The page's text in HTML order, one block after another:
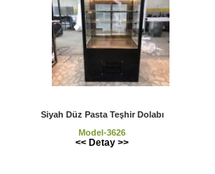
Siyah Düz Pasta Teşhir Dolabı
Model-3626
<< Detay >>